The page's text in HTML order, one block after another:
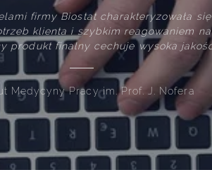
"Firma Biostat wywiązuje się z swoich
firmę rozwiązania techniczne i